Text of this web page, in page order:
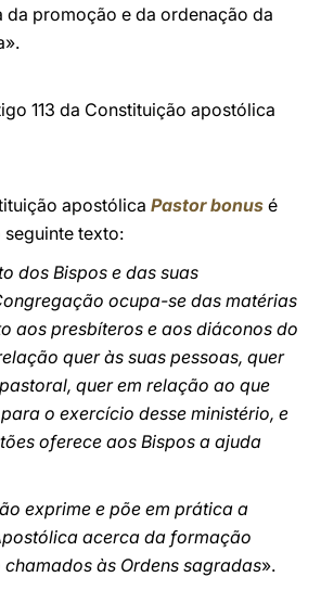
promoção e da ordenação da
113 da Constituição apostólica
apostólica Pastor bonus é
texto:
dos Bispos e das suas
ocupa-se das matérias
aos presbíteros e aos diáconos do
quer às suas pessoas, quer
quer em relação ao que
o exercício desse ministério, e
oferece aos Bispos a ajuda
exprime e põe em prática a
acerca da formação
às Ordens sagradas».